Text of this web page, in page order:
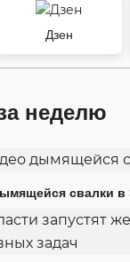
Дзен
неделю
свалки в